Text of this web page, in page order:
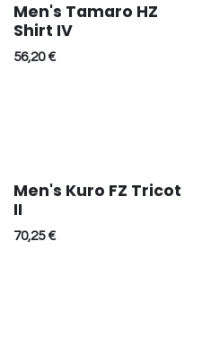
Réduction
Men's Tamaro HZ
Shirt IV
56,20€
Réduction
Men's Kuro FZ Tricot
II
70,25€